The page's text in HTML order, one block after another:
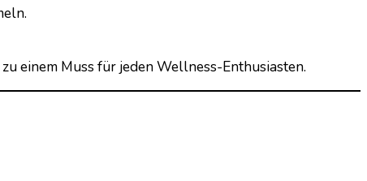
zu einem Muss für jeden Wellness-Enthusiasten.